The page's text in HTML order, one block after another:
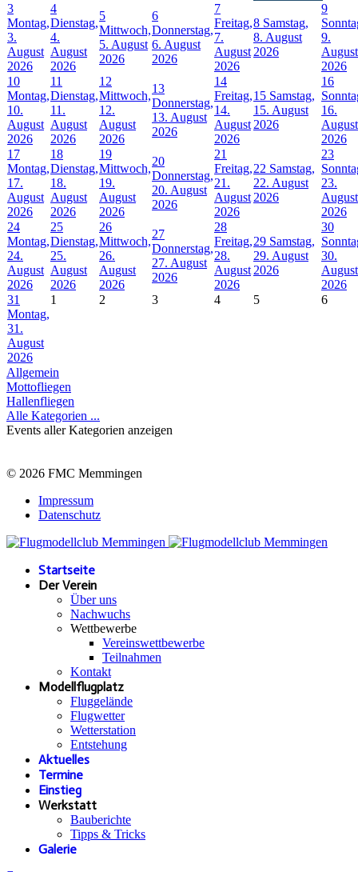
3
Montag,
3.
August
2026
4
Dienstag,
4.
August
2026
5
Mittwoch,
5. August
2026
6
Donnerstag,
6. August
2026
7
Freitag,
7.
August
2026
8 Samstag,
8. August
2026
9
9.
August
2026
10
Montag,
10.
August
2026
11
Dienstag,
11.
August
2026
12
Mittwoch,
12.
August
2026
13
Donnerstag,
13. August
2026
14
Freitag,
14.
August
2026
15 Samstag,
15. August
2026
16
16.
August
2026
17
Montag,
17.
August
2026
18
Dienstag,
18.
August
2026
19
Mittwoch,
19.
August
2026
20
Donnerstag,
20. August
2026
21
Freitag,
21.
August
2026
22 Samstag,
22. August
2026
23
23.
August
2026
24
Montag,
24.
August
2026
25
Dienstag,
25.
August
2026
26
Mittwoch,
26.
August
2026
27
Donnerstag,
27. August
2026
28
Freitag,
28.
August
2026
29 Samstag,
29. August
2026
30
30.
August
2026
31
Montag,
31.
August
2026
1 2 3 4 5 6
Allgemein
Mottofliegen
Hallenfliegen
Alle Kategorien ...
Events aller Kategorien anzeigen
© 2026 FMC Memmingen
Impressum
Datenschutz
Startseite
Der Verein
Über uns
Nachwuchs
Wettbewerbe
Vereinswettbewerbe
Teilnahmen
Kontakt
Modellflugplatz
Fluggelände
Flugwetter
Wetterstation
Entstehung
Aktuelles
Termine
Einstieg
Werkstatt
Bauberichte
Tipps & Tricks
Galerie